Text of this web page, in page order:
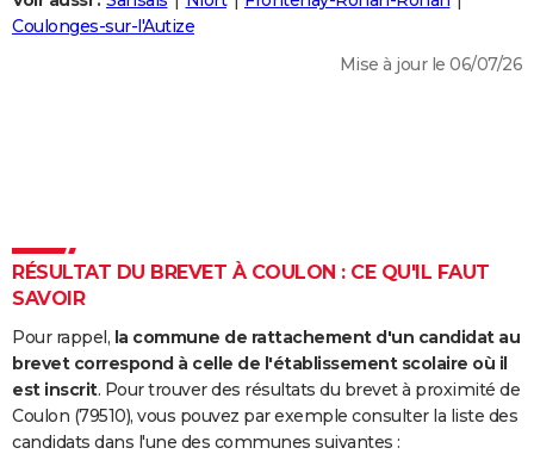
Destinations
City break
Voyage nature
Voyage de noces
Forum
Climat
+
PHOTO
Dictionnaire
Biographies
Citations
Expressions
Proverbes
PROGRAMME TV
S'inscrire
Se connecter
Lycées
Collèges
Primaires
Universités
Entreprises
Service militaire
Avis de recherche
AVIS DE DÉCÈS
FORUM
Coulonges-sur-l'Autize
Mise à jour le 06/07/26
RÉSULTAT DU BREVET À COULON : CE QU'IL FAUT
SAVOIR
Pour rappel, la commune de rattachement d'un candidat au
brevet correspond à celle de l'établissement scolaire où il
est inscrit. Pour trouver des résultats du brevet à proximité de
Coulon (79510), vous pouvez par exemple consulter la liste des
candidats dans l'une des communes suivantes :